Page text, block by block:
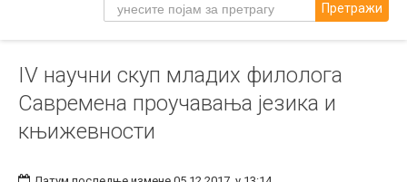
Уметност
Издаваштво
Библиотека
Студенти
Претражи
IV научни скуп младих филолога
Савремена проучавања језика и
књижевности